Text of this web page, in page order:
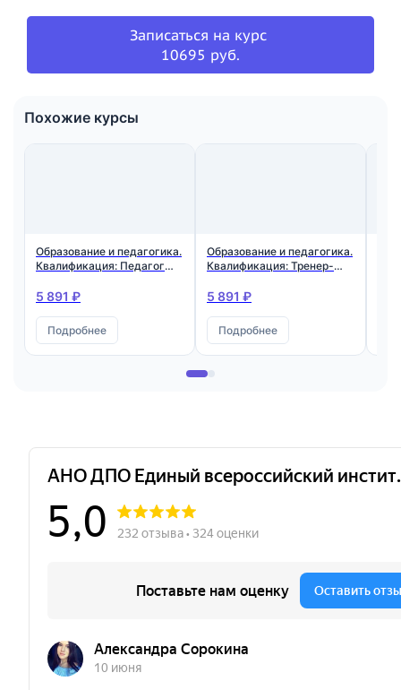
Записаться на курс
10695 руб.
Похожие курсы
Образование и педагогика.
Квалификация: Педагог
педикюрных услуг
5 891 ₽
Подробнее
Образование и педагогика.
Квалификация: Тренер-
наращиванию ресниц
5 891 ₽
Подробнее